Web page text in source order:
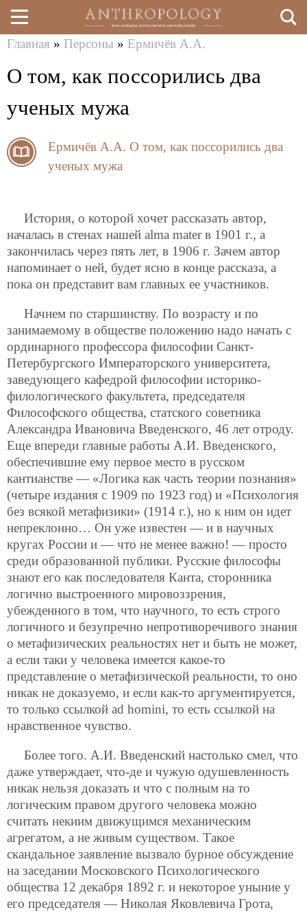
Перейти
к
здесь
Главная » Персоны » Ермичёв А.А.
О том, как поссорились два
ученых мужа
Ермичёв А.А. О том, как поссорились два
ученых мужа
История, о которой хочет рассказать автор,
началась в стенах нашей alma mater в 1901 г., а
закончилась через пять лет, в 1906 г. Зачем автор
напоминает о ней, будет ясно в конце рассказа, а
пока он представит вам главных ее участников.
Начнем по старшинству. По возрасту и по
занимаемому в обществе положению надо начать с
ординарного профессора философии Санкт-
Петербургского Императорского университета,
заведующего кафедрой философии историко-
филологического факультета, председателя
Философского общества, статского советника
Александра Ивановича Введенского, 46 лет отроду.
Еще впереди главные работы А.И. Введенского,
обеспечившие ему первое место в русском
кантианстве — «Логика как часть теории познания»
(четыре издания с 1909 по 1923 год) и «Психология
без всякой метафизики» (1914 г.), но к ним он идет
непреклонно… Он уже известен — и в научных
кругах России и — что не менее важно! — просто
среди образованной публики. Русские философы
знают его как последователя Канта, сторонника
логично выстроенного мировоззрения,
убежденного в том, что научного, то есть строго
логичного и безупречно непротиворечивого знания
о метафизических реальностях нет и быть не может,
а если таки у человека имеется какое-то
представление о метафизической реальности, то оно
никак не доказуемо, и если как-то аргументируется,
то только ссылкой ad homini, то есть ссылкой на
нравственное чувство.
Более того. А.И. Введенский настолько смел, что
даже утверждает, что-де и чужую одушевленность
никак нельзя доказать и что с полным на то
логическим правом другого человека можно
считать некиим движущимся механическим
агрегатом, а не живым существом. Такое
скандальное заявление вызвало бурное обсуждение
на заседании Московского Психологического
общества 12 декабря 1892 г. и некоторое уныние у
его председателя — Николая Яковлевича Грота,